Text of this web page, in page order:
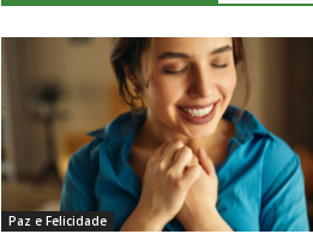
Paz e Felicidade